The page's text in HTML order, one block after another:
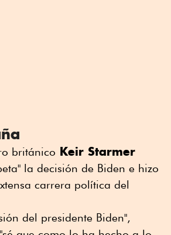
británico Keir Starmer
la decisión de Biden e hizo
carrera política del
del presidente Biden",